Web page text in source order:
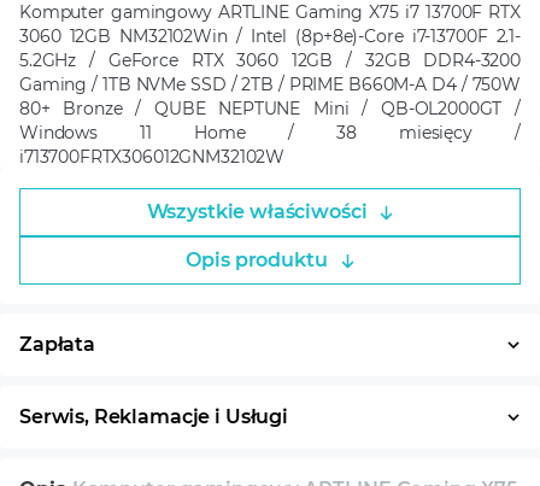
Komputer gamingowy ARTLINE Gaming X75 i7 13700F RTX
3060 12GB NM32102Win / Intel (8p+8e)-Core i7-13700F 2.1-
5.2GHz / GeForce RTX 3060 12GB / 32GB DDR4-3200
Gaming / 1TB NVMe SSD / 2TB / PRIME B660M-A D4 / 750W
80+ Bronze / QUBE NEPTUNE Mini / QB-OL2000GT /
Windows 11 Home / 38 miesięcy /
i713700FRTX306012GNM32102W
Wszystkie właściwości
Opis produktu
Zapłata
Serwis, Reklamacje i Usługi